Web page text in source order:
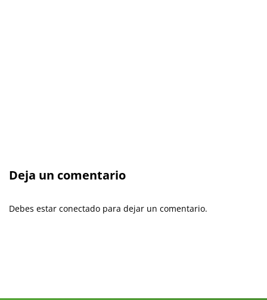
Deja un comentario
Debes estar conectado para dejar un comentario.